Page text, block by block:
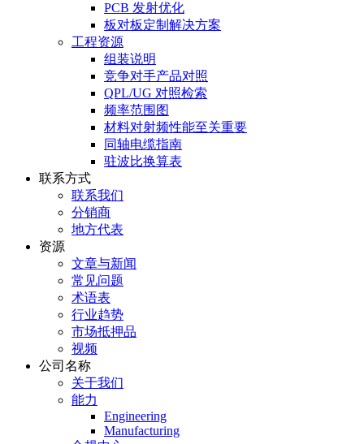
PCB 发射优化
板对板定制解决方案
工程资源
组装说明
竞争对手产品对照
QPL/UG 对照检索
频率范围图
材料对射频性能至关重要
同轴电缆指南
驻波比换算表
联系方式
联系我们
分销商
地方代表
资源
文章与新闻
常见问题
术语表
行业趋势
市场抵押品
视频
公司名称
关于我们
能力
Engineering
Manufacturing